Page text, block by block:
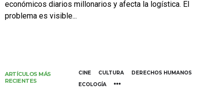
económicos diarios millonarios y afecta la logística. El
problema es visible...
ARTÍCULOS MÁS
RECIENTES
CINE CULTURA
DERECHOS HUMANOS
ECOLOGÍA